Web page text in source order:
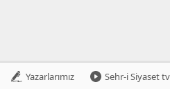
Yazarlarımız Sehr-i Siyaset tv